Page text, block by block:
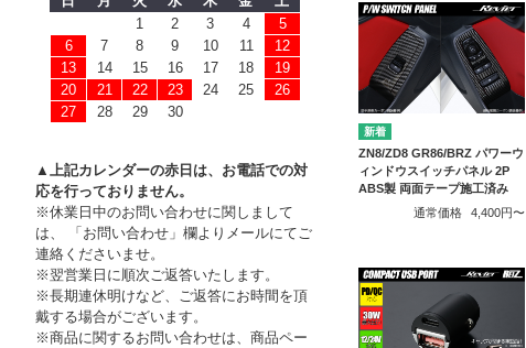
ZN8/ZD8 GR86/BRZ パワーウ
ィンドウスイッチパネル 2P
ABS製 両面テープ施工済み
通常価格
4,400円〜
1
2 3 4
5
6
7 8 9 10 11
12
13
14 15 16 17 18
19
20
21 22 23 24 25
26
27
28 29 30
▲上記カレンダーの赤日は、お電話での対
応を行っておりません。
※休業日中のお問い合わせに関しまして
は、 「お問い合わせ」欄よりメールにてご
連絡くださいませ。
※翌営業日に順次ご返答いたします。
※長期連休明けなど、ご返答にお時間を頂
戴する場合がございます。
※商品に関するお問い合わせは、商品ペー